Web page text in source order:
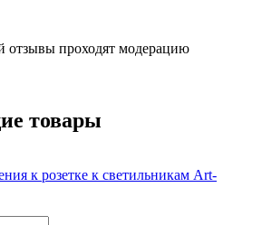
отзывы проходят модерацию
товары
к розетке к светильникам Art-